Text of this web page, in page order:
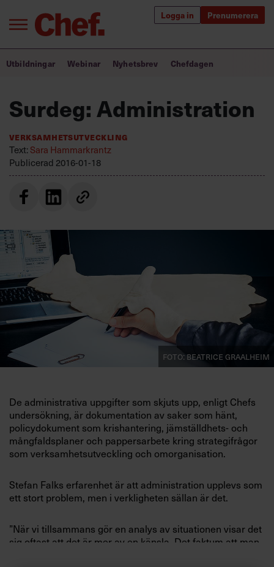
Logga in Prenumerera
Logga in
Prenumerera
Annonsera
Om oss
Kontakta oss
Kundservice
Villkor och policy för
personuppgiftsbehandling
Sök
efter:
Bra ledare förändrar världen
Utbildning för ledare
Chefakademin+
Populära utbildningar
Utbildningar Webinar Nyhetsbrev Chefdagen
Surdeg: Administration
Verksamhetsutveckling
Text: Sara Hammarkrantz
Publicerad 2016-01-18
Foto: Beatrice Graalheim
De administrativa uppgifter som skjuts upp, enligt Chefs
undersökning, är dokumentation av saker som hänt,
policydokument som krishantering, jämställdhets- och
mångfaldsplaner och pappersarbete kring strategifrågor
som verksamhetsutveckling och omorganisation.
Stefan Falks erfarenhet är att administration upplevs som
ett stort problem, men i verkligheten sällan är det.
”När vi tillsammans gör en analys av situationen visar det
sig oftast att det är mer av en känsla. Det faktum att man